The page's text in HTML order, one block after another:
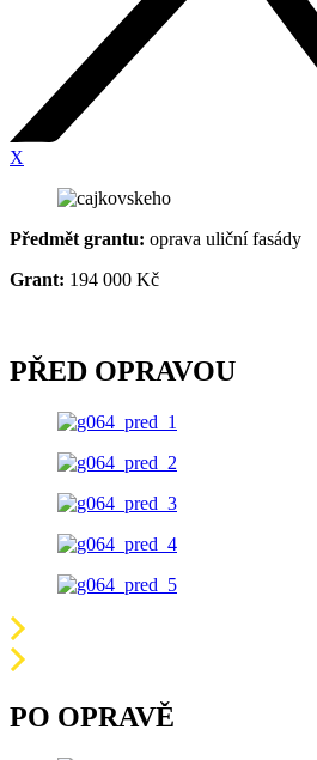
X
Předmět grantu: oprava uliční fasády
Grant: 194 000 Kč
PŘED OPRAVOU
PO OPRAVĚ